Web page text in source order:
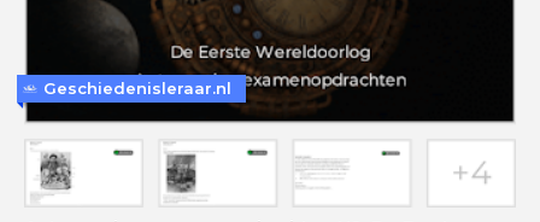
Geschiedenisleraar.nl